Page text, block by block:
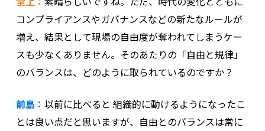
コンプライアンスやガバナンスなどの新たなルールが
増え、結果として現場の自由度が奪われてしまうケー
スも少なくありません。そのあたりの「自由と規律」
のバランスは、どのように取られているのですか？
前島： 以前に比べると 組織的に動けるようになったこ
とは良い点だと思いますが、自由とのバランスは常に